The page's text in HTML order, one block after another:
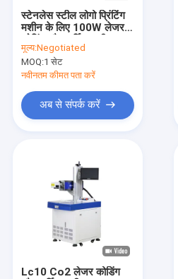
संपर्क करें
एक उद्धरण की विनती करे
औद्योगिक इंकजेट प्रिंटर
लेजर अंकन मशीन
कोडिंग और मार्किंग मशीन
उच्च संकल्प इंकजेट प्रिंटर
स्टेनलेस स्टील लोगो प्रिंटिंग
मशीन के लिए 100W लेजर
मूल्य:Negotiated
MOQ:1 सेट
नवीनतम कीमत पता करें
अब से संपर्क करें
Lc10 Co2 लेजर कोडिंग